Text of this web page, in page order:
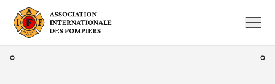
contenu